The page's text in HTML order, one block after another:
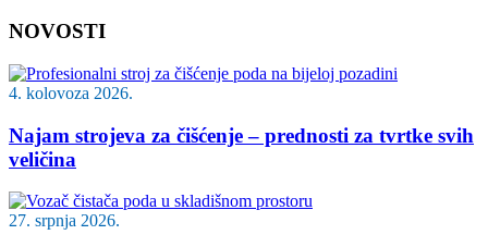
NOVOSTI
4. kolovoza 2026.
Najam strojeva za čišćenje – prednosti za tvrtke svih
veličina
27. srpnja 2026.